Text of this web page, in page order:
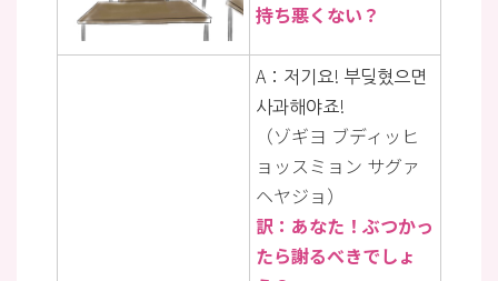
持ち悪くない？
A：저기요! 부딪혔으면
사과해야죠!
（ゾギヨ ブディッヒ
ョッスミョン サグァ
ヘヤジョ）
訳：あなた！ぶつかっ
たら謝るべきでしょ